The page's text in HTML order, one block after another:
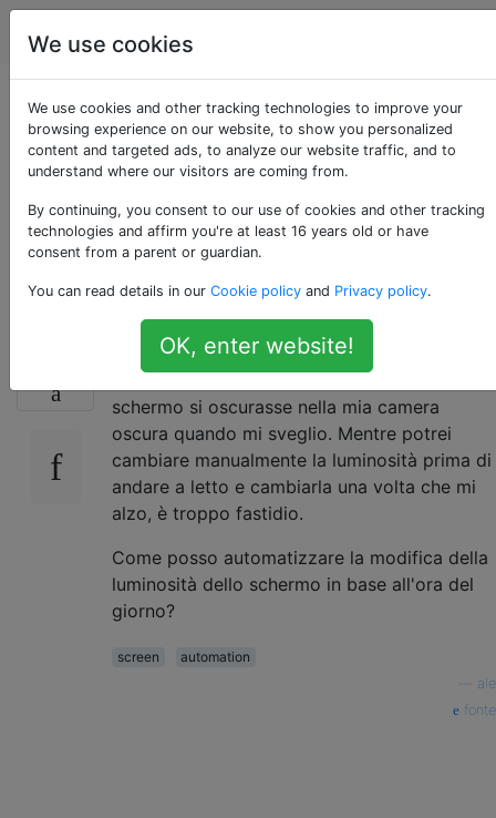
Android
Dimmerare
automaticamente lo
schermo in momenti
specifici?
Svegliarsi la mattina con uno schermo molto
luminoso non è divertente. Preferirei che lo
schermo si oscurasse nella mia camera
oscura quando mi sveglio. Mentre potrei
cambiare manualmente la luminosità prima di
andare a letto e cambiarla una volta che mi
alzo, è troppo fastidio.
Come posso automatizzare la modifica della
luminosità dello schermo in base all'ora del
giorno?
screen
automation
ale
fonte
We use cookies
We use cookies and other tracking technologies to improve your
browsing experience on our website, to show you personalized
content and targeted ads, to analyze our website traffic, and to
understand where our visitors are coming from.
By continuing, you consent to our use of cookies and other tracking
technologies and affirm you're at least 16 years old or have
consent from a parent or guardian.
You can read details in our Cookie policy and Privacy policy.
OK, enter website!